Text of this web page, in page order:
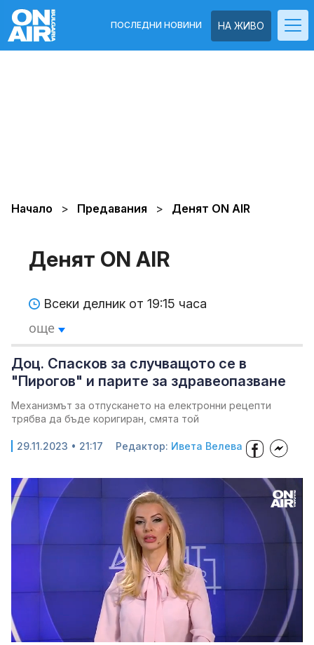
НА ЖИВО
ПОСЛЕДНИ НОВИНИ
Начало Предавания Денят ON AIR
Денят ON AIR
Всеки делник от 19:15 часа
още
Доц. Спасков за случващото се в
"Пирогов" и парите за здравеопазване
Механизмът за отпускането на електронни рецепти
трябва да бъде коригиран, смята той
29.11.2023 • 21:17 Редактор: Ивета Велева
Unmute Loaded
5.92%